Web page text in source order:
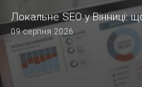
Локальне SEO у Вінниці:
09 серпня 2026